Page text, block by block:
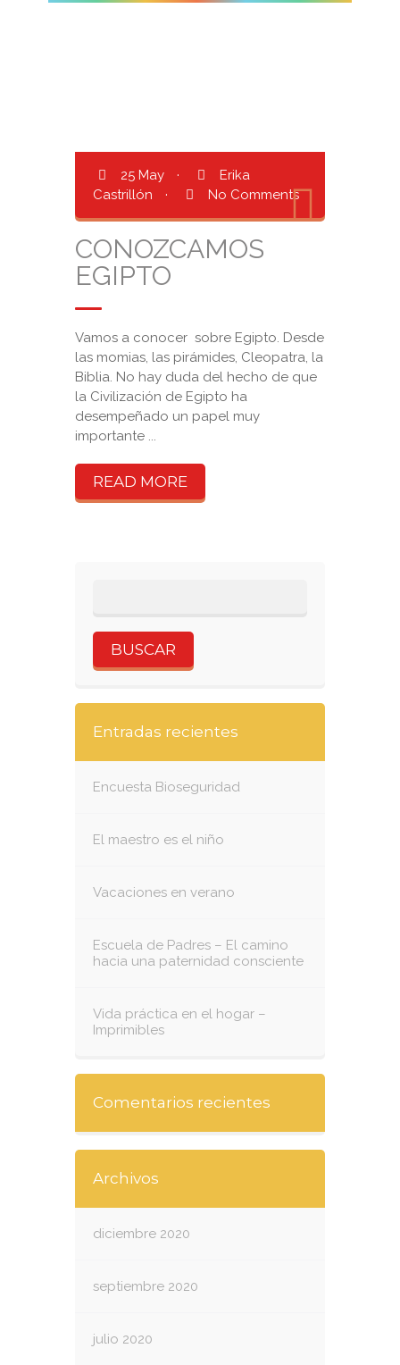
25 May ·
Erika
Castrillón
· No Comments
CONOZCAMOS
EGIPTO
Vamos a conocer sobre Egipto. Desde
las momias, las pirámides, Cleopatra, la
Biblia. No hay duda del hecho de que
la Civilización de Egipto ha
desempeñado un papel muy
importante ...
READ MORE
Entradas recientes
Encuesta Bioseguridad
El maestro es el niño
Vacaciones en verano
Escuela de Padres – El camino
hacia una paternidad consciente
Vida práctica en el hogar –
Imprimibles
Comentarios recientes
Archivos
diciembre 2020
septiembre 2020
julio 2020